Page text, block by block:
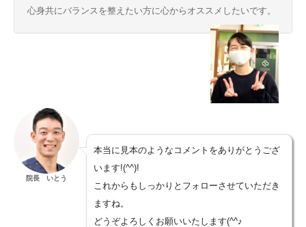
心身共にバランスを整えたい方に心からオススメしたいです。
院長 いとう
本当に見本のようなコメントをありがとうござ
います!(^^)!
これからもしっかりとフォローさせていただき
ますね。
どうぞよろしくお願いいたします(^^♪